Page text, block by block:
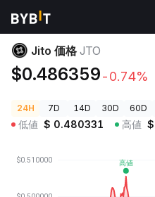
暗号資産価格
Jito 価格 JTO
$0.486359-0.74%
24H 7D 14D 30D 60D
低値 $ 0.480331 高値 $